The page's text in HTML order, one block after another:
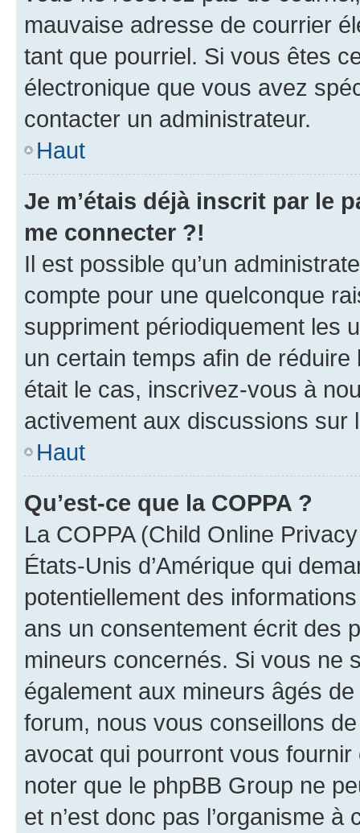
mauvaise adresse de courrier
tant que pourriel. Si vous êtes
électronique que vous avez
contacter un administrateur.
Haut
Je m’étais déjà inscrit par le
me connecter ?!
Il est possible qu’un
compte pour une quelconque
suppriment périodiquement les
un certain temps afin de
était le cas, inscrivez-vous à
activement aux discussions sur
Haut
Qu’est-ce que la COPPA ?
La COPPA (Child Online
États-Unis d’Amérique qui
potentiellement des
ans un consentement écrit des
mineurs concernés. Si vous ne
également aux mineurs âgés
forum, nous vous conseillons
avocat qui pourront vous
noter que le phpBB Group ne
et n’est donc pas l’organisme